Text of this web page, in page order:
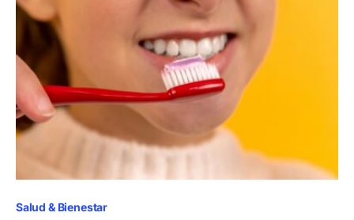
Salud & Bienestar